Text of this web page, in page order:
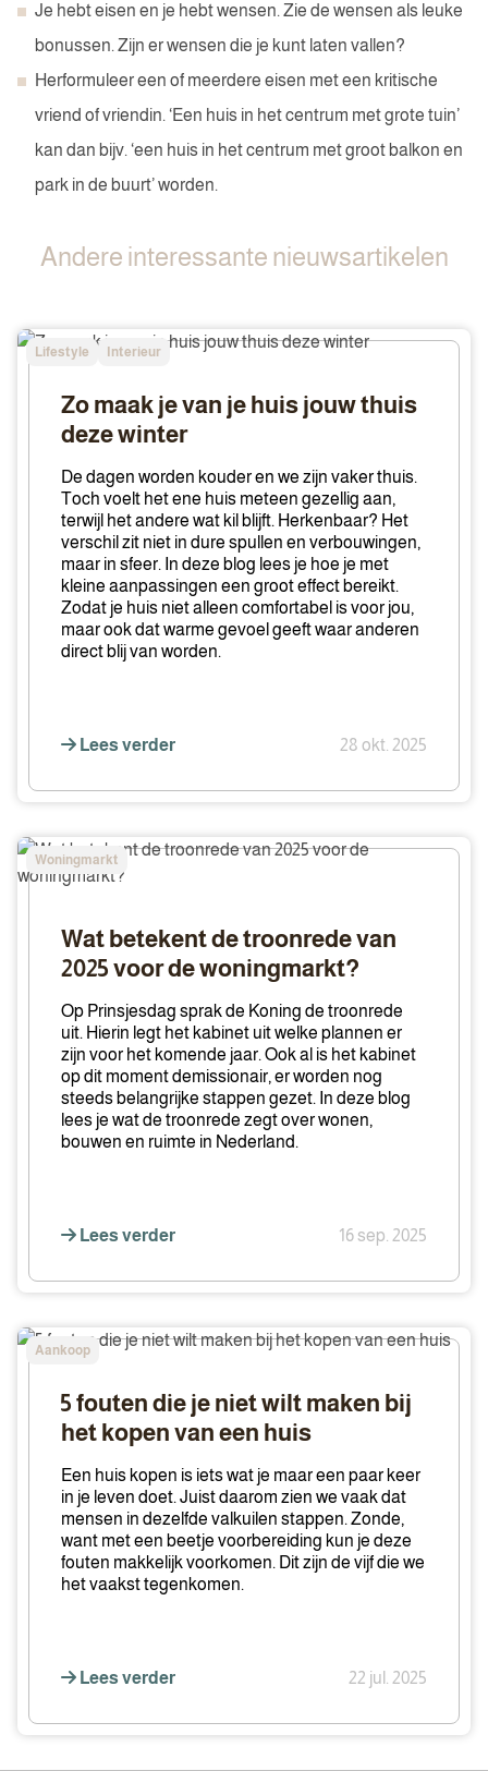
Je hebt eisen en je hebt wensen. Zie de wensen als leuke
bonussen. Zijn er wensen die je kunt laten vallen?
Herformuleer een of meerdere eisen met een kritische
vriend of vriendin. ‘Een huis in het centrum met grote tuin’
kan dan bijv. ‘een huis in het centrum met groot balkon en
park in de buurt’ worden.
Andere interessante nieuwsartikelen
Zo
maak
winter
Lifestyle Interieur
Zo maak je van je huis jouw thuis
deze winter
De dagen worden kouder en we zijn vaker thuis.
Toch voelt het ene huis meteen gezellig aan,
terwijl het andere wat kil blijft. Herkenbaar? Het
verschil zit niet in dure spullen en verbouwingen,
maar in sfeer. In deze blog lees je hoe je met
kleine aanpassingen een groot effect bereikt.
Zodat je huis niet alleen comfortabel is voor jou,
maar ook dat warme gevoel geeft waar anderen
direct blij van worden.
Lees verder 28 okt. 2025
Wat
betekent
troonrede
woningmarkt?
Woningmarkt
Wat betekent de troonrede van
2025 voor de woningmarkt?
Op Prinsjesdag sprak de Koning de troonrede
uit. Hierin legt het kabinet uit welke plannen er
zijn voor het komende jaar. Ook al is het kabinet
op dit moment demissionair, er worden nog
steeds belangrijke stappen gezet. In deze blog
lees je wat de troonrede zegt over wonen,
bouwen en ruimte in Nederland.
Lees verder 16 sep. 2025
5
fouten
maken
kopen
Aankoop
5 fouten die je niet wilt maken bij
het kopen van een huis
Een huis kopen is iets wat je maar een paar keer
in je leven doet. Juist daarom zien we vaak dat
mensen in dezelfde valkuilen stappen. Zonde,
want met een beetje voorbereiding kun je deze
fouten makkelijk voorkomen. Dit zijn de vijf die we
het vaakst tegenkomen.
Lees verder 22 jul. 2025